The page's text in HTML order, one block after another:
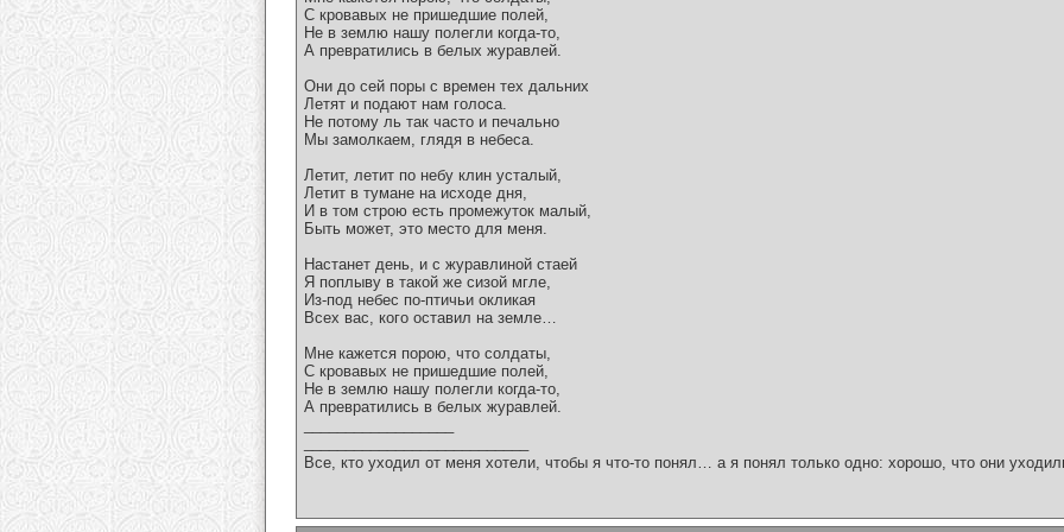
С кровавых не пришедшие полей,
Не в землю нашу полегли когда-то,
А превратились в белых журавлей.
Они до сей поры с времен тех дальних
Летят и подают нам голоса.
Не потому ль так часто и печально
Мы замолкаем, глядя в небеса.
Летит, летит по небу клин усталый,
Летит в тумане на исходе дня,
И в том строю есть промежуток малый,
Быть может, это место для меня.
Настанет день, и с журавлиной стаей
Я поплыву в такой же сизой мгле,
Из-под небес по-птичьи окликая
Всех вас, кого оставил на земле…
Мне кажется порою, что солдаты,
С кровавых не пришедшие полей,
Не в землю нашу полегли когда-то,
А превратились в белых журавлей.
Все, кто уходил от меня хотели, чтобы я что-то понял… а я понял только одно: хорошо, что они